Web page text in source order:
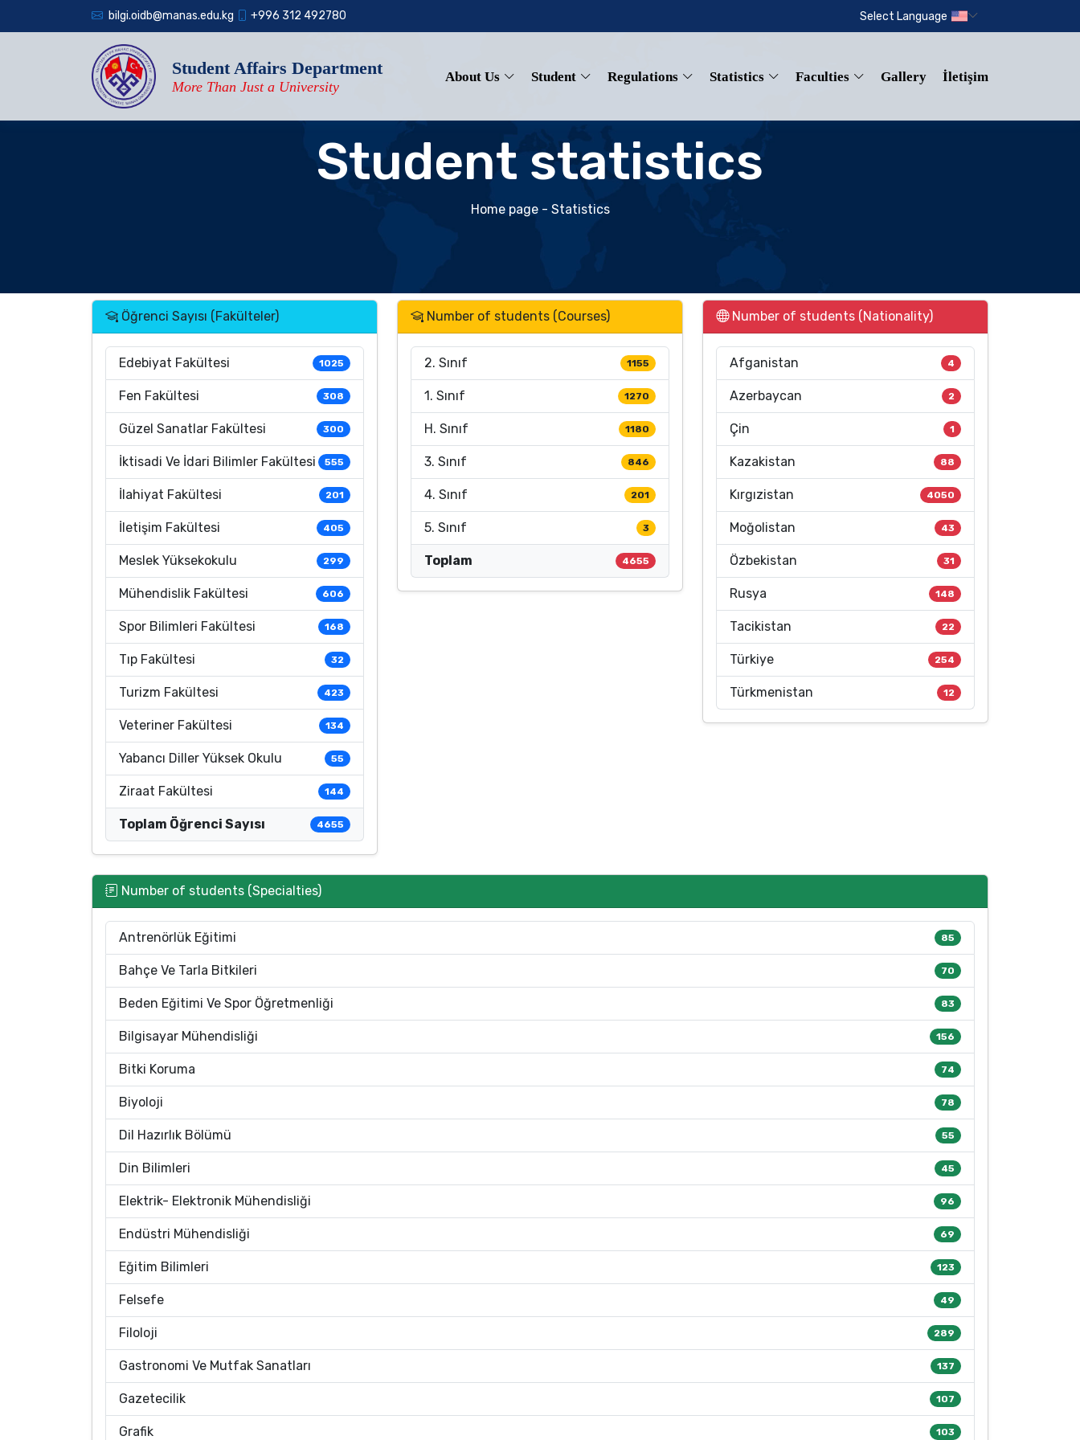
bilgi.oidb@manas.edu.kg +996 312 492780 Select Language
Student Affairs Department
More Than Just a University
About Us Student Regulations Statistics Faculties Gallery İletişim
Student statistics
Home page- Statistics
Öğrenci Sayısı (Fakülteler)
Edebiyat Fakültesi 1025
Fen Fakültesi 308
Güzel Sanatlar Fakültesi 300
İktisadi Ve İdari Bilimler Fakültesi 555
İlahiyat Fakültesi 201
İletişim Fakültesi 405
Meslek Yüksekokulu 299
Mühendislik Fakültesi 606
Spor Bilimleri Fakültesi 168
Tıp Fakültesi 32
Turizm Fakültesi 423
Veteriner Fakültesi 134
Yabancı Diller Yüksek Okulu 55
Ziraat Fakültesi 144
Toplam Öğrenci Sayısı 4655
Number of students (Courses)
2. Sınıf 1155
1. Sınıf 1270
H. Sınıf 1180
3. Sınıf 846
4. Sınıf 201
5. Sınıf 3
Toplam 4655
Number of students (Nationality)
Afganistan 4
Azerbaycan 2
Çin 1
Kazakistan 88
Kırgızistan 4050
Moğolistan 43
Özbekistan 31
Rusya 148
Tacikistan 22
Türkiye 254
Türkmenistan 12
Number of students (Specialties)
Antrenörlük Eğitimi 85
Bahçe Ve Tarla Bitkileri 70
Beden Eğitimi Ve Spor Öğretmenliği 83
Bilgisayar Mühendisliği 156
Bitki Koruma 74
Biyoloji 78
Dil Hazırlık Bölümü 55
Din Bilimleri 45
Elektrik- Elektronik Mühendisliği 96
Endüstri Mühendisliği 69
Eğitim Bilimleri 123
Felsefe 49
Filoloji 289
Gastronomi Ve Mutfak Sanatları 137
Gazetecilik 107
Grafik 103